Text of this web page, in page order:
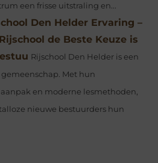
een frisse uitstraling en...
Den Helder Ervaring –
de Beste Keuze is
Rijschool Den Helder is een
Met hun
en moderne lesmethoden,
nieuwe bestuurders hun